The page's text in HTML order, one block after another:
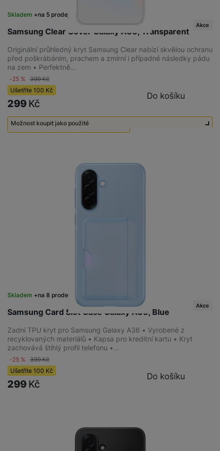
Samsung Clear Cover Galaxy A36, Transparent
Skladem na 5 prodejnách
Akce
Originální průhledný kryt Samsung Clear nabízí skvělou ochranu
před poškrábáním, prachem a zmírní i případné následky pádu
na zem • Perfektně…
-25 % 399Kč
Ušetříte 100 Kč
299 Kč
Do košíku
Možnost koupit jako použité
Samsung Card Slot Case Galaxy A36, Blue
Skladem na 8 prodejnách
Akce
Zadní TPU kryt pro Samsung Galaxy A36 • Vyrobené z
recyklovaných materiálů • Kapsa pro kreditní kartu • Kryt
zachovává štíhlý profil telefonu •…
-25 % 399Kč
Ušetříte 100 Kč
299 Kč
Do košíku